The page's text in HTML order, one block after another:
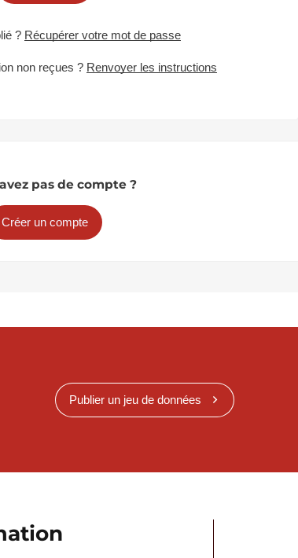
? Récupérer votre mot de passe
non reçues ? Renvoyer les instructions
pas de compte ?
Créer un compte
Publier un jeu de données